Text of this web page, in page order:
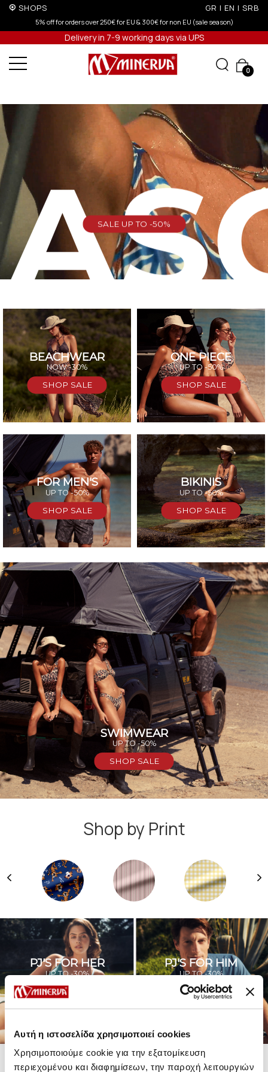
Αυτή η ιστοσελίδα χρησιμοποιεί cookies
Χρησιμοποιούμε cookie για την εξατομίκευση
περιεχομένου και διαφημίσεων, την παροχή λειτουργιών
SHOPS GR | EN | SRB
Up to 6 interest-free installments with credit
EU (sale season)
Delivery in 7-9 working days via UPS
0
SALE UP TO -50%
BEACHWEAR
NOW -30%
SHOP SALE
ONE PIECE
UP TO -50%
SHOP SALE
FOR MEN'S
UP TO -50%
SHOP SALE
BIKINIS
UP TO -50%
SHOP SALE
SWIMWEAR
UP TO -50%
SHOP SALE
Shop by Print
PJ'S FOR HER
UP TO -30%
SHOP SALE
PJ'S FOR HIM
UP TO -30%
SHOP SALE